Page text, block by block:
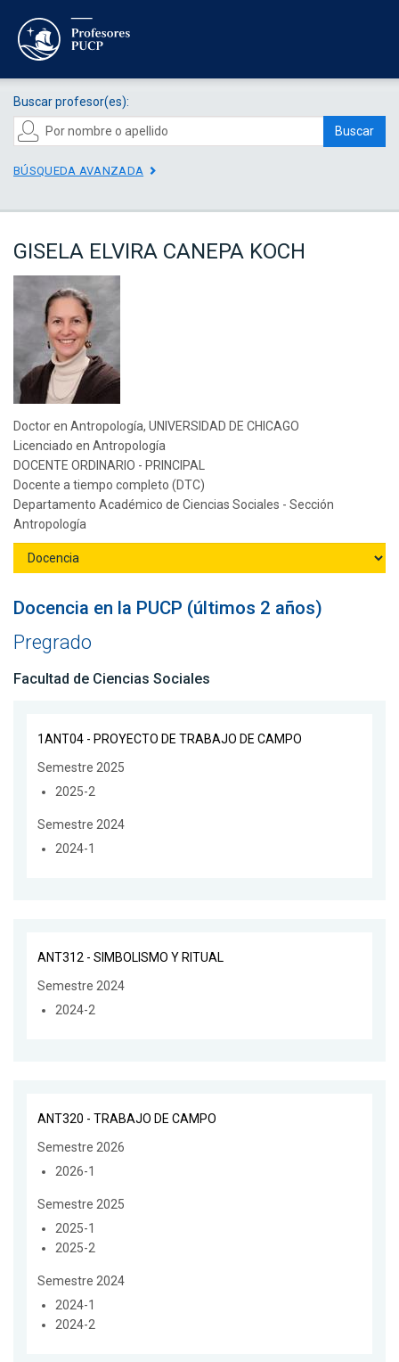
Buscar profesor(es):
Buscar
BÚSQUEDA AVANZADA
GISELA ELVIRA CANEPA KOCH
Doctor en Antropología, UNIVERSIDAD DE CHICAGO
Licenciado en Antropología
DOCENTE ORDINARIO - PRINCIPAL
Docente a tiempo completo (DTC)
Departamento Académico de Ciencias Sociales - Sección
Antropología
Docencia en la PUCP (últimos 2 años)
Pregrado
Facultad de Ciencias Sociales
1ANT04 - PROYECTO DE TRABAJO DE CAMPO
Semestre 2025
2025-2
Semestre 2024
2024-1
ANT312 - SIMBOLISMO Y RITUAL
Semestre 2024
2024-2
ANT320 - TRABAJO DE CAMPO
Semestre 2026
2026-1
Semestre 2025
2025-1
2025-2
Semestre 2024
2024-1
2024-2